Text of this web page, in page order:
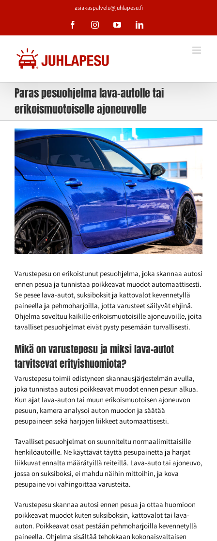
asiakaspalvelu@juhlapesu.fi
FacebookInstagramYouTubeLinkedIn
Paras pesuohjelma lava-autolle tai
erikoismuotoiselle ajoneuvolle
Katso
kuvaa
isompana
Varustepesu on erikoistunut pesuohjelma, joka skannaa autosi
ennen pesua ja tunnistaa poikkeavat muodot automaattisesti.
Se pesee lava-autot, suksiboksit ja kattovalot kevennetyllä
paineella ja pehmoharjoilla, jotta varusteet säilyvät ehjinä.
Ohjelma soveltuu kaikille erikoismuotoisille ajoneuvoille, joita
tavalliset pesuohjelmat eivät pysty pesemään turvallisesti.
Mikä on varustepesu ja miksi lava-autot
tarvitsevat erityishuomiota?
Varustepesu toimii edistyneen skannausjärjestelmän avulla,
joka tunnistaa autosi poikkeavat muodot ennen pesun alkua.
Kun ajat lava-auton tai muun erikoismuotoisen ajoneuvon
pesuun, kamera analysoi auton muodon ja säätää
pesupaineen sekä harjojen liikkeet automaattisesti.
Tavalliset pesuohjelmat on suunniteltu normaalimittaisille
henkilöautoille. Ne käyttävät täyttä pesupainetta ja harjat
liikkuvat ennalta määrätyillä reiteillä. Lava-auto tai ajoneuvo,
jossa on suksiboksi, ei mahdu näihin mittoihin, ja kova
pesupaine voi vahingoittaa varusteita.
Varustepesu skannaa autosi ennen pesua ja ottaa huomioon
poikkeavat muodot kuten suksiboksin, kattovalot tai lava-
auton. Poikkeavat osat pestään pehmoharjoilla kevennetyllä
paineella. Ohjelma sisältää tehokkaan kokonaisvaltaisen